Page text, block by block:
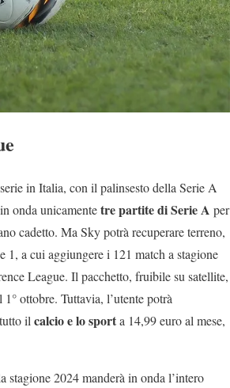
in Italia, con il palinsesto della Serie A
onda unicamentetre partite di Serie A per
cadetto. Ma Sky potrà recuperare terreno,
a cui aggiungere i 121 match a stagione
League. Il pacchetto, fruibile su satellite,
ottobre. Tuttavia, l’utente potrà
ilcalcio e lo sporta 14,99 euro al mese,
2024 manderà in onda l’intero